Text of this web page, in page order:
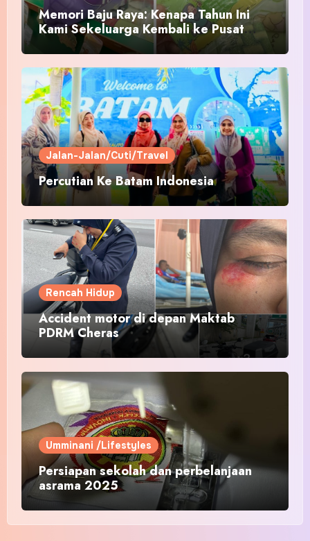
Memori Baju Raya: Kenapa Tahun Ini
Kami Sekeluarga Kembali ke Pusat
Pakaian Hari-Hari?
Jalan-Jalan/Cuti/Travel
Percutian Ke Batam Indonesia
Rencah Hidup
Accident motor di depan Maktab
PDRM Cheras
Umminani /Lifestyles
Persiapan sekolah dan perbelanjaan
asrama 2025